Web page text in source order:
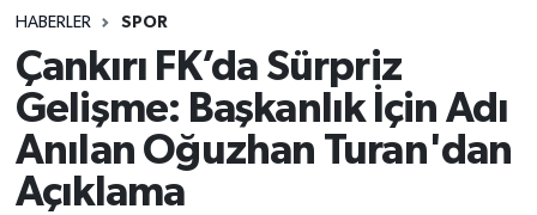
HABERLER SPOR
Çankırı FK’da Sürpriz
Gelişme: Başkanlık İçin Adı
Anılan Oğuzhan Turan'dan
Açıklama